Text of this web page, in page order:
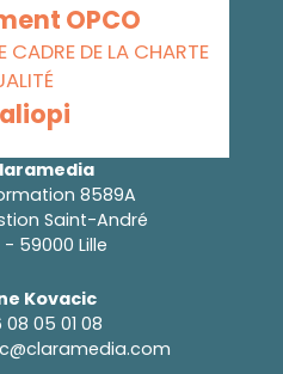
OPCO
CADRE DE LA CHARTE
8589A
Saint-André
- 59000 Lille
Kovacic
05 01 08